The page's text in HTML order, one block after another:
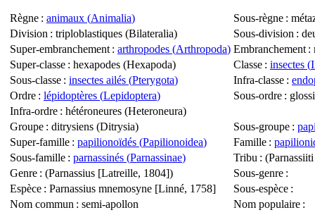
Règne : animaux (Animalia) Sous-règne :
Division : triploblastiques (Bilateralia) Sous-division :
Super-embranchement : arthropodes (Arthropoda) Embranchement :
Super-classe : hexapodes (Hexapoda) Classe : insectes (
Sous-classe : insectes ailés (Pterygota) Infra-classe :
Ordre : lépidoptères (Lepidoptera) Sous-ordre :
Infra-ordre : hétéroneures (Heteroneura)
Groupe : ditrysiens (Ditrysia) Sous-groupe :
Super-famille : papilionoïdés (Papilionoidea) Famille :
Sous-famille : parnassinés (Parnassinae) Tribu : (Parnassiiti
Genre : (Parnassius [Latreille, 1804]) Sous-genre :
Espèce : Parnassius mnemosyne [Linné, 1758] Sous-espèce :
Nom commun : semi-apollon Nom populaire :